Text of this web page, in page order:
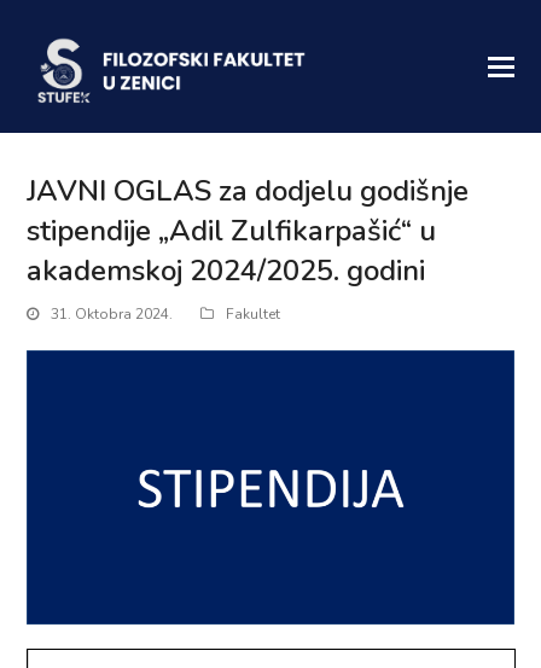
JAVNI OGLAS za dodjelu godišnje
stipendije „Adil Zulfikarpašić“ u
akademskoj 2024/2025. godini
31. Oktobra 2024. Fakultet